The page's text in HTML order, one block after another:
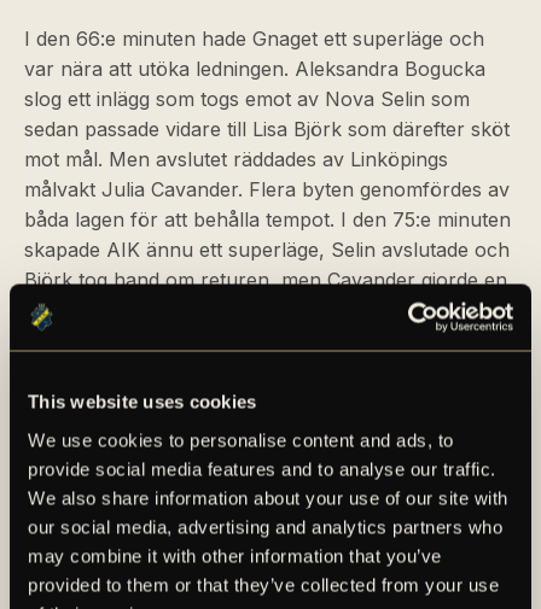
This website uses cookies
We use cookies to personalise content and ads, to
provide social media features and to analyse our traffic.
We also share information about your use of our site with
our social media, advertising and analytics partners who
may combine it with other information that you’ve
provided to them or that they’ve collected from your use
I den 66:e minuten hade Gnaget ett superläge och
var nära att utöka ledningen. Aleksandra Bogucka
slog ett inlägg som togs emot av Nova Selin som
sedan passade vidare till Lisa Björk som därefter sköt
mot mål. Men avslutet räddades av Linköpings
målvakt Julia Cavander. Flera byten genomfördes av
båda lagen för att behålla tempot. I den 75:e minuten
skapade AIK ännu ett superläge, Selin avslutade och
Björk tog hand om returen, men Cavander gjorde en
väldigt fin räddning och AIK lyckades därför inte
Under slutminuterna flyttade Linköping fram
positionerna och skapade flera farliga lägen. I den
90:e minuten tvingades Dannbäck till ännu en viktig
räddning när Emma Aldén sköt mot högra hörnan.
En kvittering var nära, men uteblev. Sex minuters
tilläggstid följde och i den 96:e minuten fick Linköping
matchens sista möjlighet, men skottet gick långt